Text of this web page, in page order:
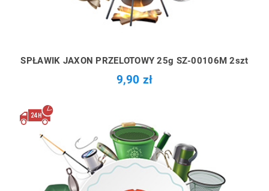
SPŁAWIK JAXON PRZELOTOWY 25g SZ-00106M 2szt
9,90 zł